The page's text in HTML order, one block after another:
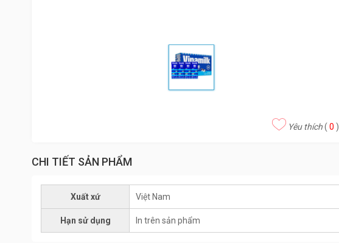
Yêu thích(0 )
CHI TIẾT SẢN PHẨM
Xuất xứ Việt Nam
Hạn sử dụng In trên sản phẩm